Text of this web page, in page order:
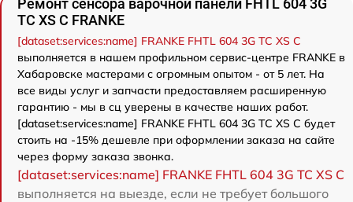
Ремонт сенсора варочной панели FHTL 604 3G
TC XS C FRANKE
[dataset:services:name] FRANKE FHTL 604 3G TC XS C
выполняется в нашем профильном сервис-центре FRANKE в
Хабаровске мастерами с огромным опытом - от 5 лет. На
все виды услуг и запчасти предоставляем расширенную
гарантию - мы в сц уверены в качестве наших работ.
[dataset:services:name] FRANKE FHTL 604 3G TC XS C будет
стоить на -15% дешевле при оформлении заказа на сайте
через форму заказа звонка.
[dataset:services:name] FRANKE FHTL 604 3G TC XS C
выполняется на выезде, если не требует большого